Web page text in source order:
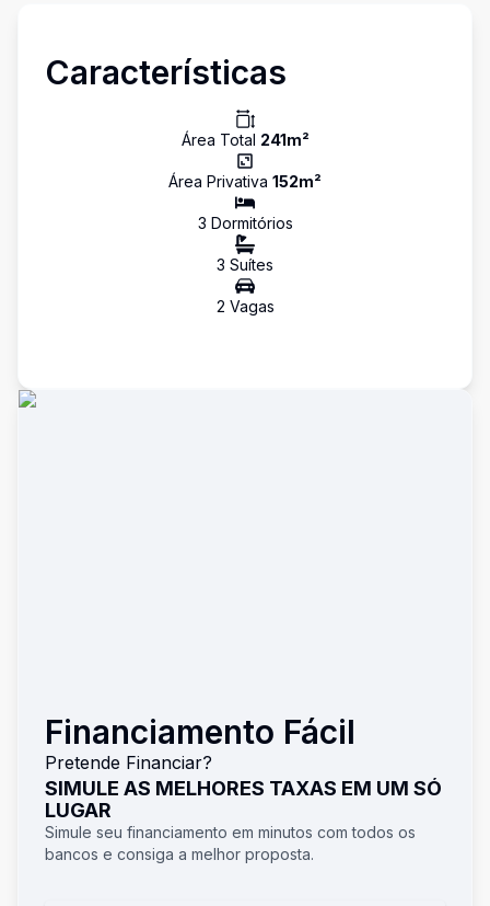
Características
Área Total 241m²
Área Privativa 152m²
3 Dormitórios
3 Suítes
2 Vagas
Financiamento Fácil
Pretende Financiar?
SIMULE AS MELHORES TAXAS EM UM SÓ
LUGAR
Simule seu financiamento em minutos com todos os
bancos e consiga a melhor proposta.